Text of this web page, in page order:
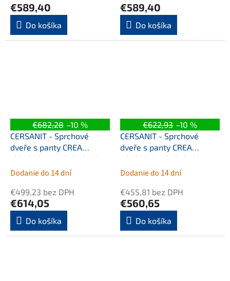
€589,40
Do košíka
€589,40
Do košíka
€682,28 –10 %
CERSANIT - Sprchové
dveře s panty CREA
120x200, pravé, čiré sklo
S159-004
Dodanie do 14 dní
€499,23 bez DPH
€614,05
Do košíka
€622,93 –10 %
CERSANIT - Sprchové
dveře s panty CREA
90x200, levé, čiré sklo
S159-005
Dodanie do 14 dní
€455,81 bez DPH
€560,65
Do košíka